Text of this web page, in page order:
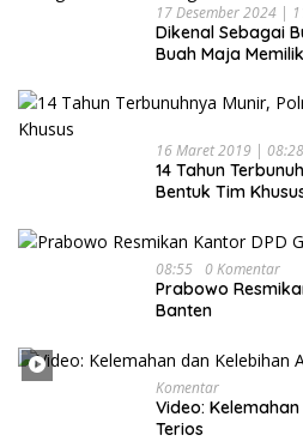
17 Desember 2024 |
Dikenal Sebagai
Buah Maja
16 Maret 2019 | 08:28
14 Tahun
Bentuk Tim
08:55 0 Komentar
Prabowo
Banten
Komentar
Video:
Terios